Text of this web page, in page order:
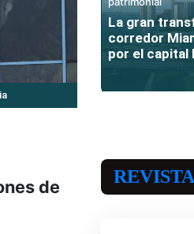
de
La gran
corredor
por el capital